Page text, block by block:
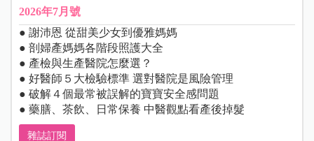
2026年7月號
● 謝沛恩 從甜美少女到優雅媽媽
● 剖婦產媽媽各階段照護大全
● 產檢與生產醫院怎麼選？
● 好醫師５大檢驗標準 選對醫院是風險管理
● 破解４個最常被誤解的寶寶安全感問題
● 藥膳、茶飲、日常保養 中醫觀點看產後掉髮
雜誌訂閱